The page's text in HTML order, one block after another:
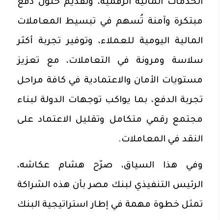
الخدمات المالية الرقمية، وتقديم حلول دفع
مبتكرة وآمنة تُسهم في تبسيط المعاملات
المالية اليومية للعملاء، وتوفير تجربة أكثر
سلاسة ومرونة في التعاملات، مع تعزيز
مستويات الأمان والاعتمادية في كافة مراحل
تجربة الدفع، بما يواكب توجهات الدولة لبناء
مجتمع رقمي متكامل وتقليل الاعتماد على
النقد في المعاملات.
وفي هذا السياق، صرّح هشام عكاشه،
الرئيس التنفيذي لبنك مصر بأن هذه الشراكة
تمثل خطوة مهمة في إطار استراتيجية البنك